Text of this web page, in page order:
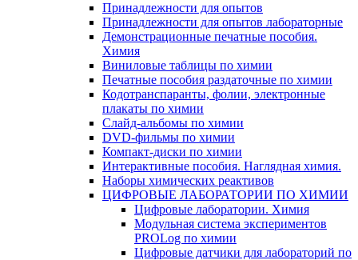
Принадлежности для опытов
Принадлежности для опытов лабораторные
Демонстрационные печатные пособия.
Химия
Виниловые таблицы по химии
Печатные пособия раздаточные по химии
Кодотранспаранты, фолии, электронные
плакаты по химии
Слайд-альбомы по химии
DVD-фильмы по химии
Компакт-диски по химии
Интерактивные пособия. Наглядная химия.
Наборы химических реактивов
ЦИФРОВЫЕ ЛАБОРАТОРИИ ПО ХИМИИ
Цифровые лаборатории. Химия
Модульная система экспериментов
PROLog по химии
Цифровые датчики для лабораторий по